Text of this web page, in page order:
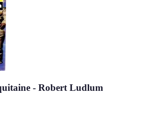
- Robert Ludlum